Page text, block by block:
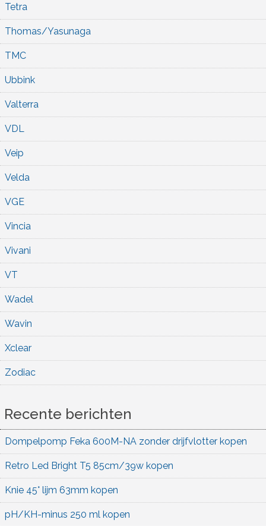
Tetra
Thomas/Yasunaga
TMC
Ubbink
Valterra
VDL
Veip
Velda
VGE
Vincia
Vivani
VT
Wadel
Wavin
Xclear
Zodiac
Recente berichten
Dompelpomp Feka 600M-NA zonder drijfvlotter kopen
Retro Led Bright T5 85cm/39w kopen
Knie 45° lijm 63mm kopen
pH/KH-minus 250 ml kopen